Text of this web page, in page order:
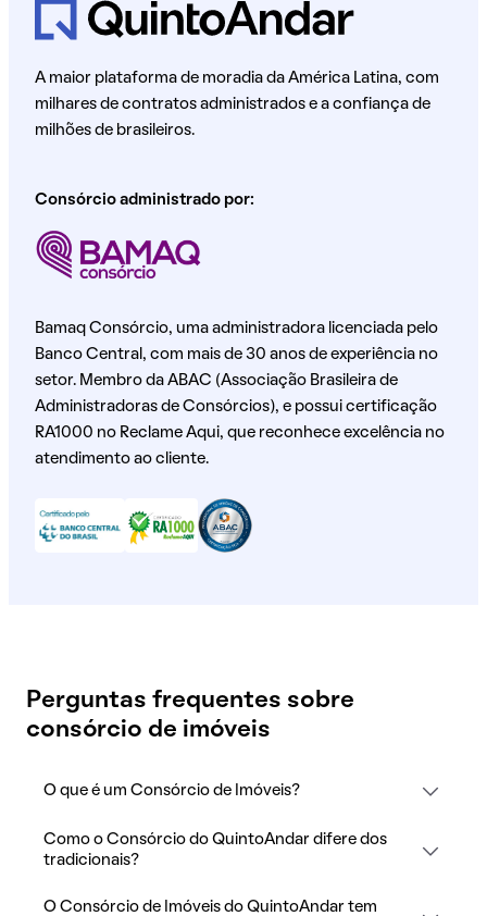
A maior plataforma de moradia da América Latina, com
milhares de contratos administrados e a confiança de
milhões de brasileiros.
Consórcio administrado por:
Bamaq Consórcio, uma administradora licenciada pelo
Banco Central, com mais de 30 anos de experiência no
setor. Membro da ABAC (Associação Brasileira de
Administradoras de Consórcios), e possui certificação
RA1000 no Reclame Aqui, que reconhece excelência no
atendimento ao cliente.
Perguntas frequentes sobre
consórcio de imóveis
O que é um Consórcio de Imóveis?
Como o Consórcio do QuintoAndar difere dos
tradicionais?
O Consórcio de Imóveis do QuintoAndar tem